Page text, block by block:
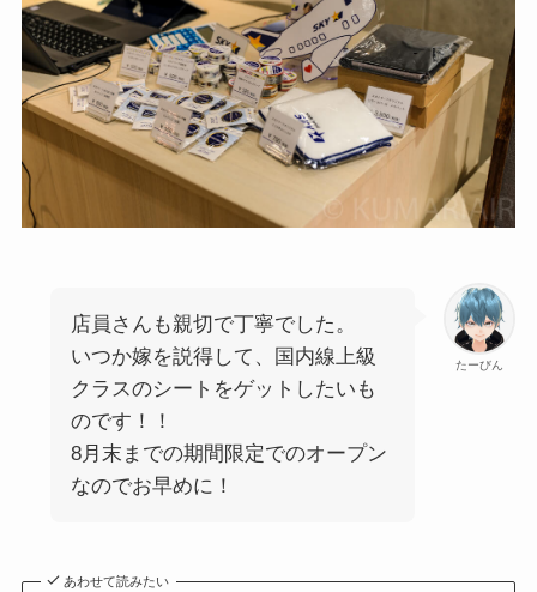
たーびん
店員さんも親切で丁寧でした。
いつか嫁を説得して、国内線上級
クラスのシートをゲットしたいも
のです！！
8月末までの期間限定でのオープン
なのでお早めに！
あわせて読みたい